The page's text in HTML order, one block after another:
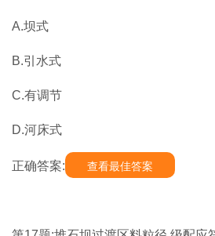
A.坝式
B.引水式
C.有调节
D.河床式
正确答案: 查看最佳答案